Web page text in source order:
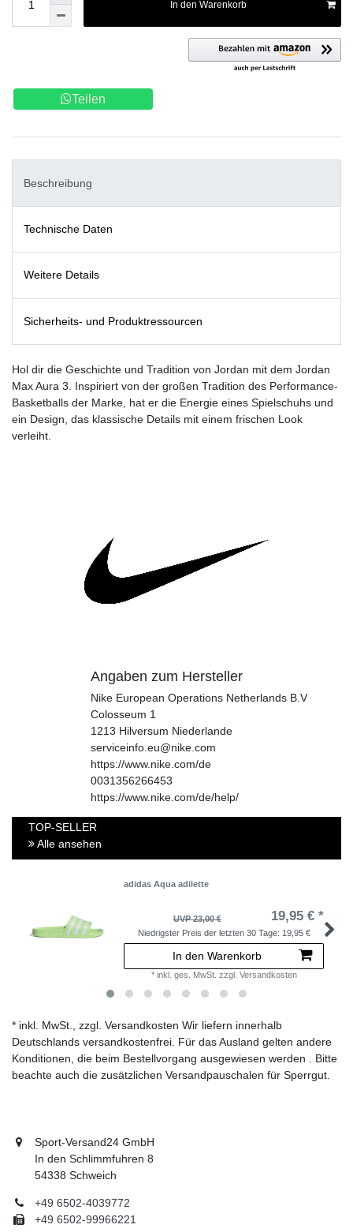
In den Warenkorb
Teilen
Beschreibung
Technische Daten
Weitere Details
Sicherheits- und Produktressourcen
Hol dir die Geschichte und Tradition von Jordan mit dem Jordan
Max Aura 3. Inspiriert von der großen Tradition des Performance-
Basketballs der Marke, hat er die Energie eines Spielschuhs und
ein Design, das klassische Details mit einem frischen Look
verleiht.
Angaben zum Hersteller
Nike European Operations Netherlands B.V
Colosseum 1
1213 Hilversum Niederlande
serviceinfo.eu@nike.com
https://www.nike.com/de
0031356266453
https://www.nike.com/de/help/
TOP-SELLER
Alle ansehen
adidas Aqua adilette
UVP 23,00 € 19,95 € *
Niedrigster Preis der letzten 30 Tage: 19,95 €
In den Warenkorb
* inkl. ges. MwSt. zzgl. Versandkosten
* inkl. MwSt., zzgl. Versandkosten Wir liefern innerhalb
Deutschlands versandkostenfrei. Für das Ausland gelten andere
Konditionen, die beim Bestellvorgang ausgewiesen werden . Bitte
beachte auch die zusätzlichen Versandpauschalen für Sperrgut.
Sport-Versand24 GmbH
In den Schlimmfuhren 8
54338 Schweich
+49 6502-4039772
+49 6502-99966221